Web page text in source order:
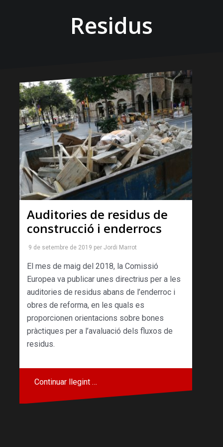
Residus
Auditories de residus de
construcció i enderrocs
9 de setembre de 2019 per Jordi Marrot
El mes de maig del 2018, la Comissió
Europea va publicar unes directrius per a les
auditories de residus abans de l’enderroc i
obres de reforma, en les quals es
proporcionen orientacions sobre bones
pràctiques per a l’avaluació dels fluxos de
residus.
Continuar llegint …